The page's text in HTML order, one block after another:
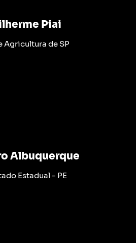
Piai
Agricultura de SP
Albuquerque
Estadual - PE